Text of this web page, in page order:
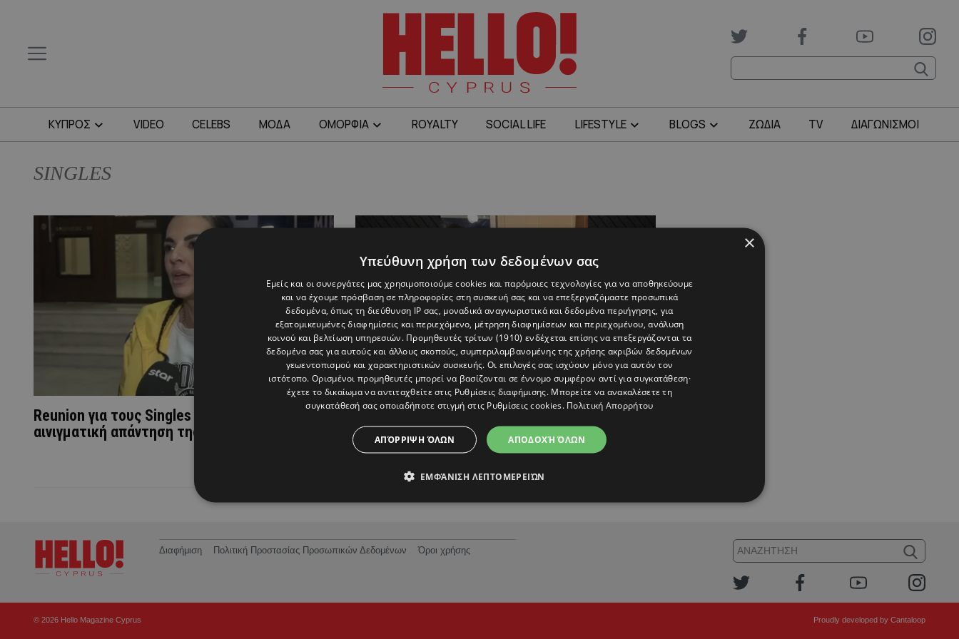
ΚΥΠΡΟΣ VIDEO CELEBS ΜΟΔΑ ΟΜΟΡΦΙΑ ROYALTY SOCIAL LIFE LIFESTYLE BLOGS ΖΩΔΙΑ TV ΔΙΑΓΩΝΙΣΜΟΙ
SINGLES
Reunion για τους Singles 20 χρόνια μετά; Η
αινιγματική απάντηση της Μαρίας Σολωμού
Μαρία Σολωμού και Σάννυ Χατζηαργύρη:
Ξαναβρίσκονται στο σπίτι των «Singles» 17
χρόνια μετά
Διαφήμιση Πολιτική Προστασίας Προσωπικών Δεδομένων Όροι χρήσης
© 2026 Hello Magazine Cyprus Proudly developed by Cantaloop
×
Υπεύθυνη χρήση των δεδομένων σας
Εμείς και οι συνεργάτες μας χρησιμοποιούμε cookies και παρόμοιες τεχνολογίες για να αποθηκεύουμε
και να έχουμε πρόσβαση σε πληροφορίες στη συσκευή σας και να επεξεργαζόμαστε προσωπικά
δεδομένα, όπως τη διεύθυνση IP σας, μοναδικά αναγνωριστικά και δεδομένα περιήγησης, για
εξατομικευμένες διαφημίσεις και περιεχόμενο, μέτρηση διαφημίσεων και περιεχομένου, ανάλυση
κοινού και βελτίωση υπηρεσιών. Προμηθευτές τρίτων (1910) ενδέχεται επίσης να επεξεργάζονται τα
δεδομένα σας για αυτούς και άλλους σκοπούς, συμπεριλαμβανομένης της χρήσης ακριβών δεδομένων
γεωεντοπισμού και χαρακτηριστικών συσκευής. Οι επιλογές σας ισχύουν μόνο για αυτόν τον
ιστότοπο. Ορισμένοι προμηθευτές μπορεί να βασίζονται σε έννομο συμφέρον αντί για συγκατάθεση·
έχετε το δικαίωμα να αντιταχθείτε στις Ρυθμίσεις διαφήμισης. Μπορείτε να ανακαλέσετε τη
συγκατάθεσή σας οποιαδήποτε στιγμή στις Ρυθμίσεις cookies. Πολιτική Απορρήτου
ΑΠΟΔΟΧΉ ΌΛΩΝ
ΑΠΌΡΡΙΨΗ ΌΛΩΝ
ΕΜΦΆΝΙΣΗ ΛΕΠΤΟΜΕΡΕΙΏΝ